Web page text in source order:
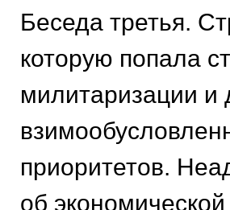
Беседа третья.
которую попала
милитаризации и
приоритетов.
об